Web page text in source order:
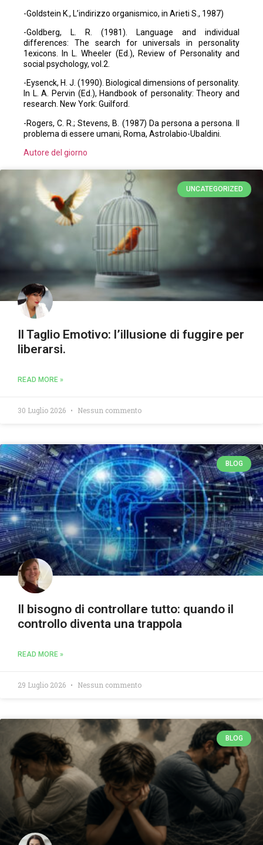
-Goldstein K., L’indirizzo organismico, in Arieti S., 1987)
-Goldberg, L. R. (1981). Language and individual
differences: The search for universals in personality
1exicons. In L. Wheeler (Ed.), Review of Personality and
social psychology, vol.2.
-Eysenck, H. J. (1990). Biological dimensions of personality.
In L. A. Pervin (Ed.), Handbook of personality: Theory and
research. New York: Guilford.
-Rogers, C. R.; Stevens, B. (1987) Da persona a persona. Il
problema di essere umani, Roma, Astrolabio-Ubaldini.
Autore del giorno
UNCATEGORIZED
Il Taglio Emotivo: l’illusione di fuggire per
liberarsi.
READ MORE »
30 Luglio 2026 Nessun commento
BLOG
Il bisogno di controllare tutto: quando il
controllo diventa una trappola
READ MORE »
29 Luglio 2026 Nessun commento
BLOG